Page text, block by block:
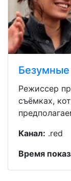
Режиссер
съёмках,
Канал: .red
Время